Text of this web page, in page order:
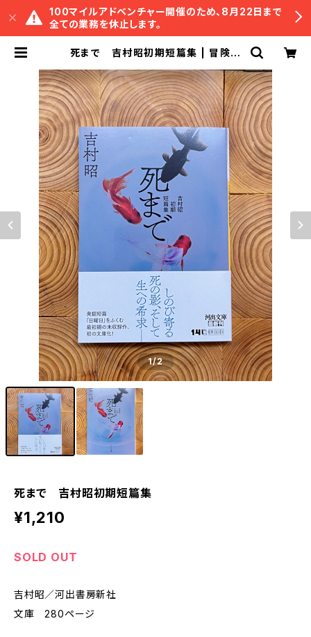
100マイルアドベンチャー開催のため、8月22日まで
全ての業務を休止します。
死まで 吉村昭初期短篇集 | 冒険研
1/2
死まで 吉村昭初期短篇集
¥1,210
SOLD OUT
吉村昭／河出書房新社
文庫 280ページ